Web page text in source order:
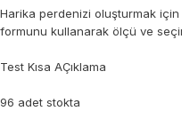
Harika perdenizi oluşturmak
formunu kullanarak ölçü ve
Test Kısa AÇıklama
96 adet stokta